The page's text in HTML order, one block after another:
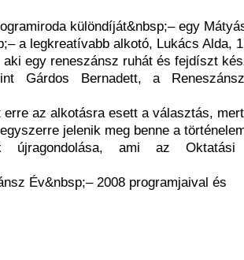
különdíját&nbsp;– egy
a legkreatívabb alkotó, Lukács Alda,
aki egy reneszánsz ruhát és fejdíszt
Gárdos Bernadett, a
erre az alkotásra esett a választás,
jelenik meg benne a
újragondolása, ami az
Év&nbsp;– 2008 programjaival és